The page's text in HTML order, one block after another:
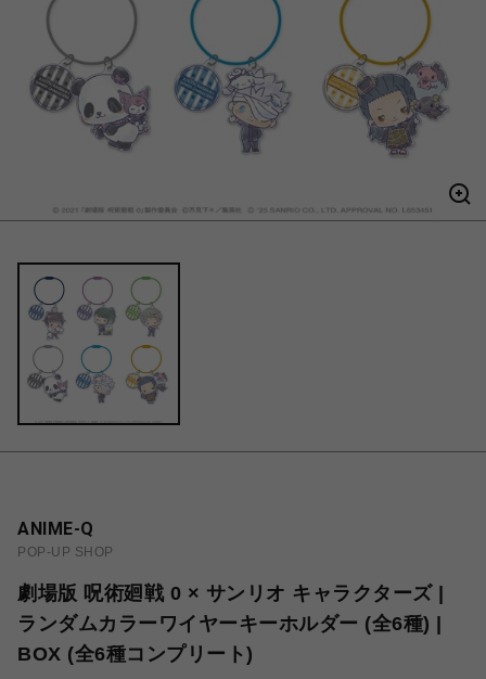
ANIME-Q
POP-UP SHOP
劇場版 呪術廻戦 0 × サンリオ キャラクターズ |
ランダムカラーワイヤーキーホルダー (全6種) |
BOX (全6種コンプリート)